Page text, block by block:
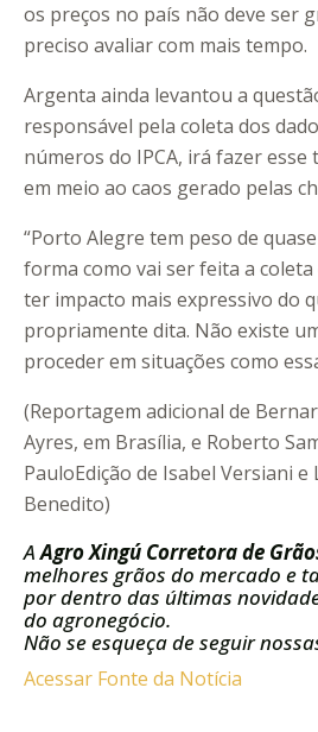
os preços no país não deve ser
preciso avaliar com mais tempo.
Argenta ainda levantou a
responsável pela coleta dos
números do IPCA, irá fazer
em meio ao caos gerado pelas
“Porto Alegre tem peso de
forma como vai ser feita a coleta
ter impacto mais expressivo do
propriamente dita. Não existe
proceder em situações como
(Reportagem adicional de
Ayres, em Brasília, e Roberto
PauloEdição de Isabel Versiani e
Benedito)
AAgro Xingú Corretora de
melhores grãos do mercado e
por dentro das últimas
do agronegócio.
Não se esqueça de seguir
Acessar Fonte da Notícia